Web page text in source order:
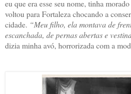
eu que era esse seu nome, tinha
voltou para Fortaleza chocando a
cidade. “Meu filho, ela montava de
escanchada, de pernas abertas e
dizia minha avó, horrorizada com a